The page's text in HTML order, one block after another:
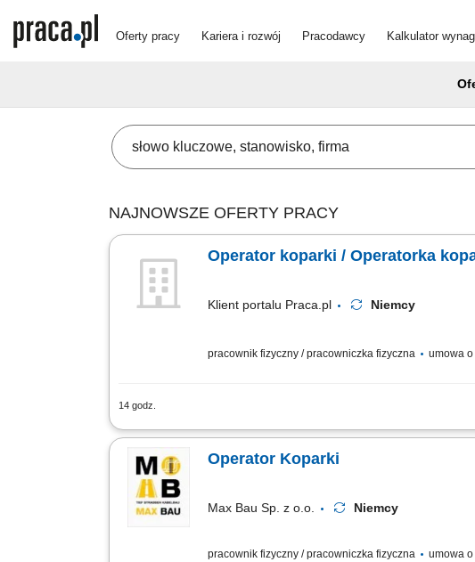
Oferty pracy Kariera i rozwój Pracodawcy Kalkulator
NAJNOWSZE OFERTY PRACY
Operator koparki / Operatorka
Klient portalu Praca.pl Niemcy
pracownik fizyczny / pracowniczka fizyczna umowa o
14 godz.
Obsługa koparki przy pracach ziemnych;
Operator Koparki
Max Bau Sp. z o.o. Niemcy
pracownik fizyczny / pracowniczka fizyczna umowa o